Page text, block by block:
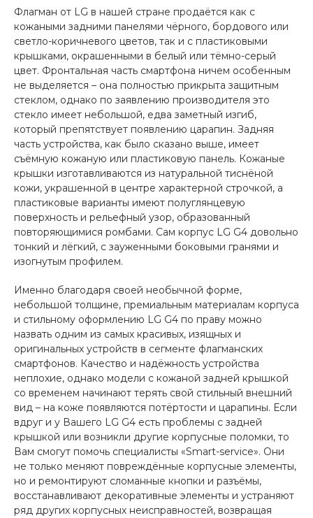
Флагман от LG в нашей стране продаётся как с
кожаными задними панелями чёрного, бордового или
светло-коричневого цветов, так и с пластиковыми
крышками, окрашенными в белый или тёмно-серый
цвет. Фронтальная часть смартфона ничем особенным
не выделяется – она полностью прикрыта защитным
стеклом, однако по заявлению производителя это
стекло имеет небольшой, едва заметный изгиб,
который препятствует появлению царапин. Задняя
часть устройства, как было сказано выше, имеет
съёмную кожаную или пластиковую панель. Кожаные
крышки изготавливаются из натуральной тиснёной
кожи, украшенной в центре характерной строчкой, а
пластиковые варианты имеют полуглянцевую
поверхность и рельефный узор, образованный
повторяющимися ромбами. Сам корпус LG G4 довольно
тонкий и лёгкий, с зауженными боковыми гранями и
изогнутым профилем.
Именно благодаря своей необычной форме,
небольшой толщине, премиальным материалам корпуса
и стильному оформлению LG G4 по праву можно
назвать одним из самых красивых, изящных и
оригинальных устройств в сегменте флагманских
смартфонов. Качество и надёжность устройства
неплохие, однако модели с кожаной задней крышкой
со временем начинают терять свой стильный внешний
вид – на коже появляются потёртости и царапины. Если
вдруг и у Вашего LG G4 есть проблемы с задней
крышкой или возникли другие корпусные поломки, то
Вам смогут помочь специалисты «Smart-service». Они
не только меняют повреждённые корпусные элементы,
но и ремонтируют сломанные кнопки и разъёмы,
восстанавливают декоративные элементы и устраняют
ряд других корпусных неисправностей, возвращая